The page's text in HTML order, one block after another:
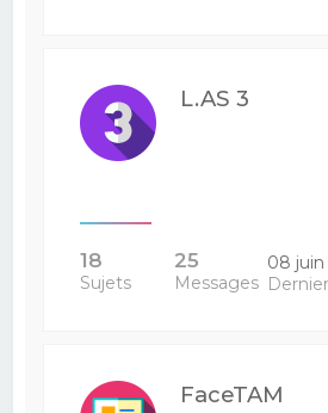
L.AS 3
18
Sujets
25
Messages
08 juin
FaceTAM